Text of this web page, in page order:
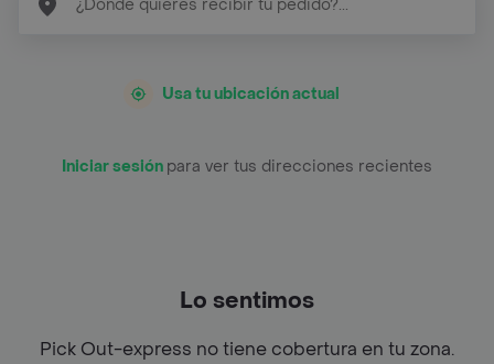
Usa tu ubicación actual
Iniciar sesión para ver tus direcciones recientes
Lo sentimos
Pick Out-express no tiene cobertura en tu zona.